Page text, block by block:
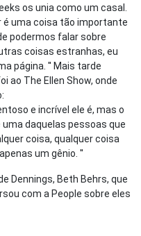
os unia como um casal.
é uma coisa tão importante
podermos falar sobre
coisas estranhas, eu
página. '' Mais tarde
ao The Ellen Show, onde
e incrível ele é, mas o
uma daquelas pessoas que
coisa, qualquer coisa
um gênio. ''
Dennings, Beth Behrs, que
com a People sobre eles